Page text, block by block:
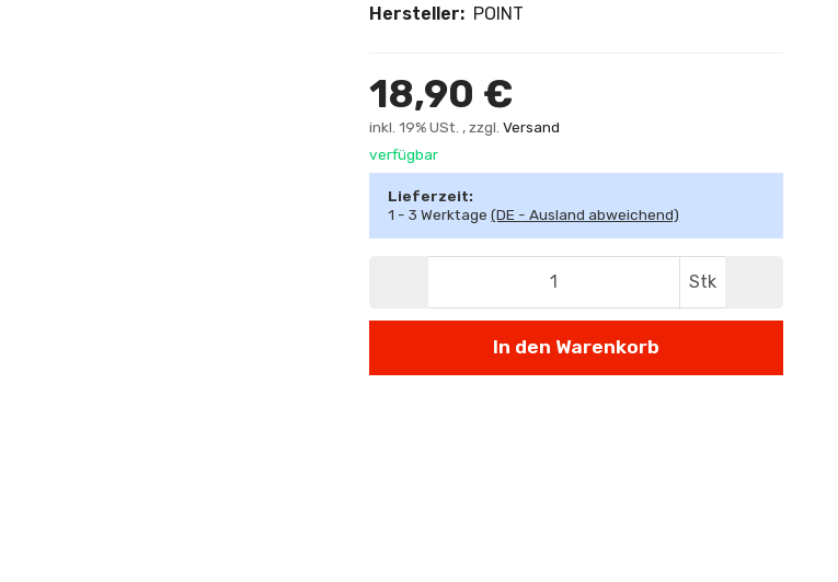
Hersteller: POINT
18,90 €
inkl. 19% USt. , zzgl.Versand
verfügbar
Lieferzeit:
1 - 3 Werktage(DE - Ausland abweichend)
Stk
In den Warenkorb